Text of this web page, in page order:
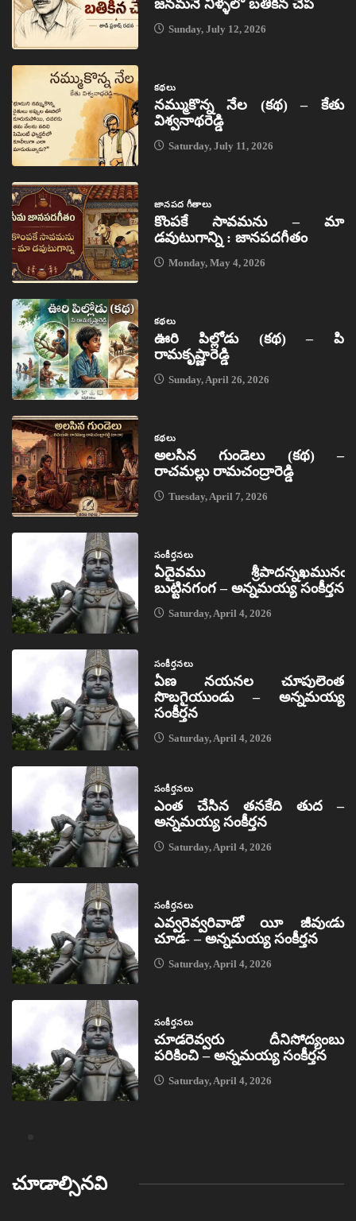
జనమనే నీళ్ళలో బతికిన చేప
Sunday, July 12, 2026
కథలు
నమ్ముకొన్న నేల (కథ) – కేతు
విశ్వనాథరెడ్డి
Saturday, July 11, 2026
జానపద గీతాలు
కొంపకే సావమను – మా
డవుటుగాన్ని : జానపదగీతం
Monday, May 4, 2026
కథలు
ఊరి పిల్లోడు (కథ) – పి
రామకృష్ణారెడ్డి
Sunday, April 26, 2026
కథలు
అలసిన గుండెలు (కథ) –
రాచమల్లు రామచంద్రారెడ్డి
Tuesday, April 7, 2026
సంకీర్తనలు
ఏదైవము శ్రీపాదన్నఖమునఁ
బుట్టినగంగ – అన్నమయ్య సంకీర్తన
Saturday, April 4, 2026
సంకీర్తనలు
ఏణ నయనల చూపులెంత
సొబగైయుండు – అన్నమయ్య
సంకీర్తన
Saturday, April 4, 2026
సంకీర్తనలు
ఎంత చేసిన తనకేది తుద –
అన్నమయ్య సంకీర్తన
Saturday, April 4, 2026
సంకీర్తనలు
ఎవ్వరెవ్వరివాడో యీ జీవుఁడు
చూడ- – అన్నమయ్య సంకీర్తన
Saturday, April 4, 2026
సంకీర్తనలు
చూడరెవ్వరు దీనిసోద్యంబు
పరికించి – అన్నమయ్య సంకీర్తన
Saturday, April 4, 2026
చూడాల్సినవి